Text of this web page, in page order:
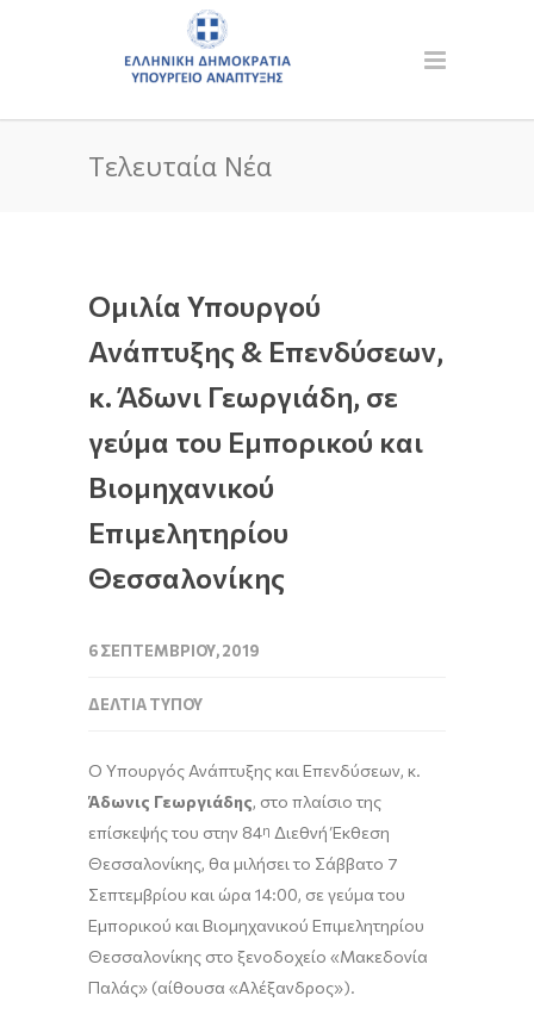
Τελευταία Νέα
Ομιλία Υπουργού
Ανάπτυξης & Επενδύσεων,
κ. Άδωνι Γεωργιάδη, σε
γεύμα του Εμπορικού και
Βιομηχανικού
Επιμελητηρίου
Θεσσαλονίκης
6 ΣΕΠΤΕΜΒΡΊΟΥ, 2019
ΔΕΛΤΊΑ ΤΎΠΟΥ
Ο Υπουργός Ανάπτυξης και Επενδύσεων, κ.
Άδωνις Γεωργιάδης, στο πλαίσιο της
επίσκεψής του στην 84η Διεθνή Έκθεση
Θεσσαλονίκης, θα μιλήσει το Σάββατο 7
Σεπτεμβρίου και ώρα 14:00, σε γεύμα του
Εμπορικού και Βιομηχανικού Επιμελητηρίου
Θεσσαλονίκης στο ξενοδοχείο «Μακεδονία
Παλάς» (αίθουσα «Αλέξανδρος»).